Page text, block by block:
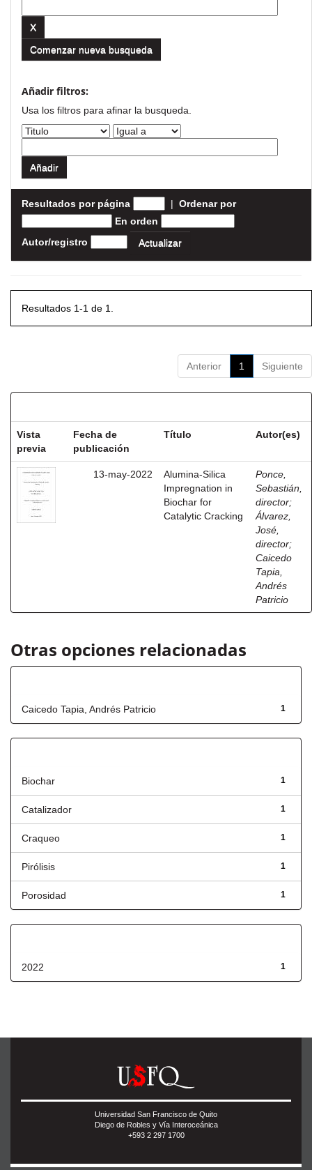
Comenzar nueva busqueda
Añadir filtros:
Usa los filtros para afinar la busqueda.
Resultados por página | Ordenar por
En orden
Autor/registro
Resultados 1-1 de 1.
Anterior 1 Siguiente
Vista
previa
Fecha de
publicación
Título Autor(es)
13-may-2022
Alumina-Silica
Impregnation in
Biochar for
Catalytic Cracking
Ponce,
Sebastián,
director;
Álvarez,
José,
director;
Caicedo
Tapia,
Andrés
Patricio
Otras opciones relacionadas
1
Caicedo Tapia, Andrés Patricio
1
Biochar
1
Catalizador
1
Craqueo
1
Pirólisis
1
Porosidad
1
2022
Universidad San Francisco de Quito
Diego de Robles y Vía Interoceánica
+593 2 297 1700